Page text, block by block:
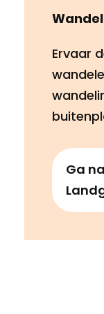
Ervaar
Ga